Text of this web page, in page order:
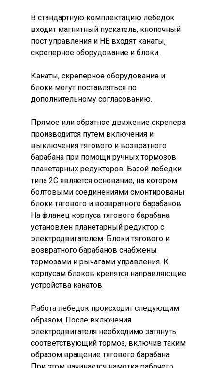
В стандартную комплектацию лебедок
входит магнитный пускатель, кнопочный
пост управления и НЕ входят канаты,
скреперное оборудование и блоки.
Канаты, скреперное оборудование и
блоки могут поставляться по
дополнительному согласованию.
Прямое или обратное движение скрепера
производится путем включения и
выключения тягового и возвратного
барабана при помощи ручных тормозов
планетарных редукторов. Базой лебедки
типа 2С является основание, на котором
болтовыми соединениями смонтированы
блоки тягового и возвратного барабанов.
На фланец корпуса тягового барабана
установлен планетарный редуктор с
электродвигателем. Блоки тягового и
возвратного барабанов снабжены
тормозами и рычагами управления. К
корпусам блоков крепятся направляющие
устройства канатов.
Работа лебедок происходит следующим
образом. После включения
электродвигателя необходимо затянуть
соответствующий тормоз, включив таким
образом вращение тягового барабана.